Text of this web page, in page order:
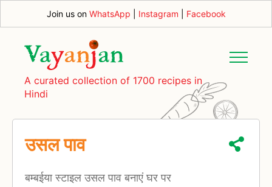
Join us on WhatsApp Instagram Facebook
A curated collection of 1700 recipes in
Hindi
उसल पाव
बम्बईया स्टाइल उसल पाव बनाएं घर पर